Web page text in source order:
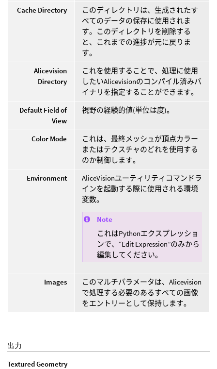
Cache Directory
このディレクトリは、生成されたす
べてのデータの保存に使用されま
す。このディレクトリを削除する
と、これまでの進捗が元に戻りま
す。
Alicevision
Directory
これを使用することで、処理に使用
したいAlicevisionのコンパイル済みバ
イナリを指定することができます。
Default Field of
View
視野の経験的値(単位は度)。
Color Mode
これは、最終メッシュが頂点カラー
またはテクスチャのどれを使用する
のか制御します。
Environment
AliceVisionユーティリティコマンドラ
インを起動する際に使用される環境
変数。
Note
これはPythonエクスプレッショ
ンで、“Edit Expression”のみから
編集してください。
Images
このマルチパラメータは、Alicevision
で処理する必要のあるすべての画像
をエントリーとして保持します。
出力
Textured Geometry